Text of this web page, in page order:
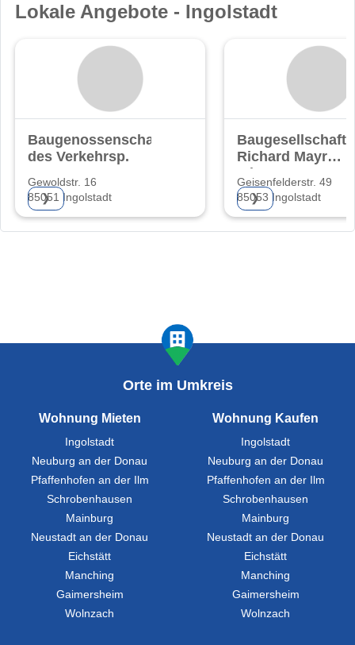
Lokale Angebote - Ingolstadt
Baugenossenschaft
des Verkehrsp.
Gewoldstr. 16
85051 Ingolstadt
❯
Baugesellschaft
Richard Mayr
mbH
Geisenfelderstr. 49
85053 Ingolstadt
❯
Orte im Umkreis
Wohnung Mieten
Ingolstadt
Neuburg an der Donau
Pfaffenhofen an der Ilm
Schrobenhausen
Mainburg
Neustadt an der Donau
Eichstätt
Manching
Gaimersheim
Wolnzach
Wohnung Kaufen
Ingolstadt
Neuburg an der Donau
Pfaffenhofen an der Ilm
Schrobenhausen
Mainburg
Neustadt an der Donau
Eichstätt
Manching
Gaimersheim
Wolnzach